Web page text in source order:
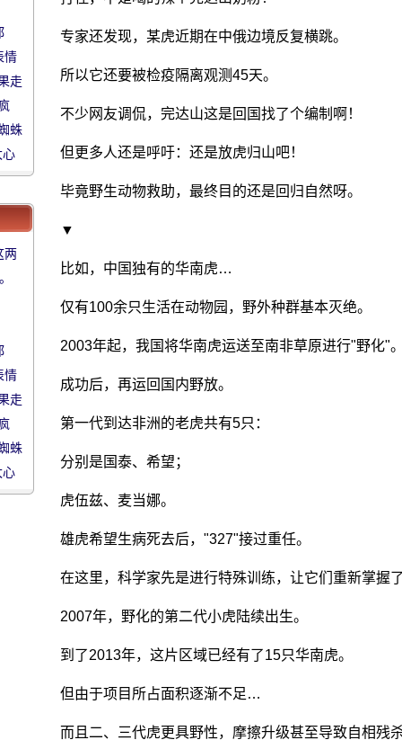
专家还发现，某虎近期在中俄边境反复横跳。
所以它还要被检疫隔离观测45天。
不少网友调侃，完达山这是回国找了个编制啊！
但更多人还是呼吁：还是放虎归山吧！
毕竟野生动物救助，最终目的还是回归自然呀。
▼
比如，中国独有的华南虎…
仅有100余只生活在动物园，野外种群基本灭绝。
2003年起，我国将华南虎运送至南非草原进行"野化"。
成功后，再运回国内野放。
第一代到达非洲的老虎共有5只：
分别是国泰、希望；
虎伍兹、麦当娜。
雄虎希望生病死去后，"327"接过重任。
在这里，科学家先是进行特殊训练，让它们重新掌握
2007年，野化的第二代小虎陆续出生。
到了2013年，这片区域已经有了15只华南虎。
但由于项目所占面积逐渐不足…
而且二、三代虎更具野性，摩擦升级甚至导致自相残杀
情
走
蛛
情
走
蛛
心
两
情
走
蛛
心